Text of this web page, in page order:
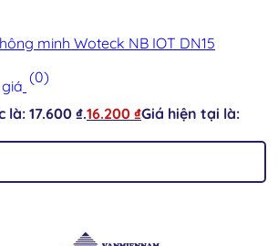
minh Woteck NB IOT DN15
(0)
là: 17.600 ₫.16.200 ₫Giá hiện tại là: